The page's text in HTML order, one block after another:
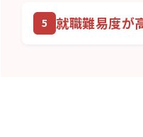
就職難易度が